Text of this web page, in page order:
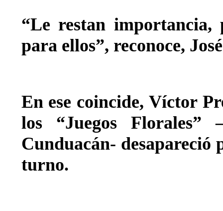
“Le restan importancia,
para ellos”, reconoce,
En ese coincide, Víctor
los “Juegos Florales”
Cunduacán- desapareció
turno.